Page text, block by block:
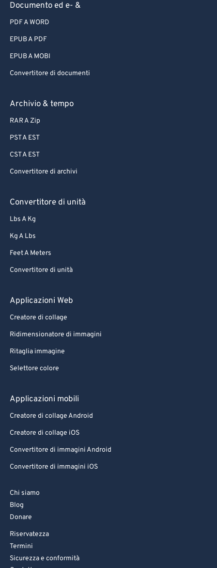
Documento ed e- &
PDF A WORD
EPUB A PDF
EPUB A MOBI
Convertitore di documenti
Archivio & tempo
RAR A Zip
PST A EST
CST A EST
Convertitore di archivi
Convertitore di unità
Lbs A Kg
Kg A Lbs
Feet A Meters
Convertitore di unità
Applicazioni Web
Creatore di collage
Ridimensionatore di immagini
Ritaglia immagine
Selettore colore
Applicazioni mobili
Creatore di collage Android
Creatore di collage iOS
Convertitore di immagini Android
Convertitore di immagini iOS
Chi siamo
Blog
Donare
Riservatezza
Termini
Sicurezza e conformità